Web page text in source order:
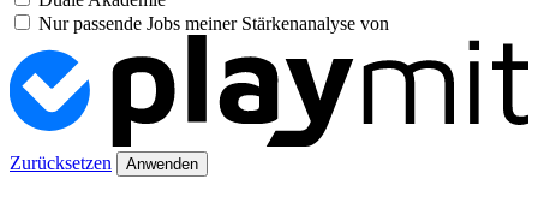
Nur passende Jobs meiner Stärkenanalyse von
Zurücksetzen Anwenden